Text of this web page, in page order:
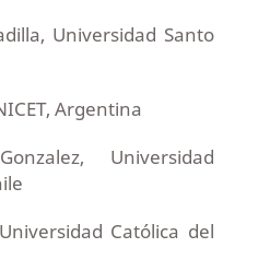
Universidad Santo
Argentina
Universidad
Católica del